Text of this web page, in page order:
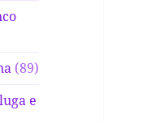
(89)
e